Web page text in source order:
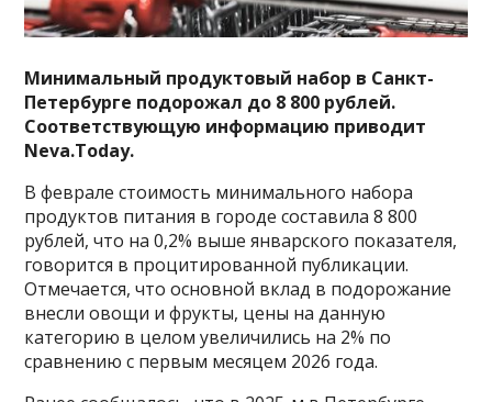
Минимальный продуктовый набор в Санкт-
Петербурге подорожал до 8 800 рублей.
Соответствующую информацию приводит
Neva.Today.
В феврале стоимость минимального набора
продуктов питания в городе составила 8 800
рублей, что на 0,2% выше январского показателя,
говорится в процитированной публикации.
Отмечается, что основной вклад в подорожание
внесли овощи и фрукты, цены на данную
категорию в целом увеличились на 2% по
сравнению с первым месяцем 2026 года.